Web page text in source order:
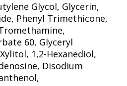
Glycol, Glycerin,
Phenyl Trimethicone,
60, Glyceryl
1,2-Hexanediol,
Disodium